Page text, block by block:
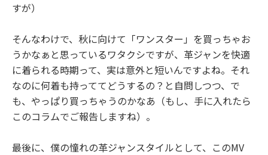
すが）
そんなわけで、秋に向けて「ワンスター」を買っちゃお
うかなぁと思っているワタクシですが、革ジャンを快適
に着られる時期って、実は意外と短いんですよね。それ
なのに何着も持っててどうするの？と自問しつつ、で
も、やっぱり買っちゃうのかなあ（もし、手に入れたら
このコラムでご報告しますね）。
最後に、僕の憧れの革ジャンスタイルとして、このMV